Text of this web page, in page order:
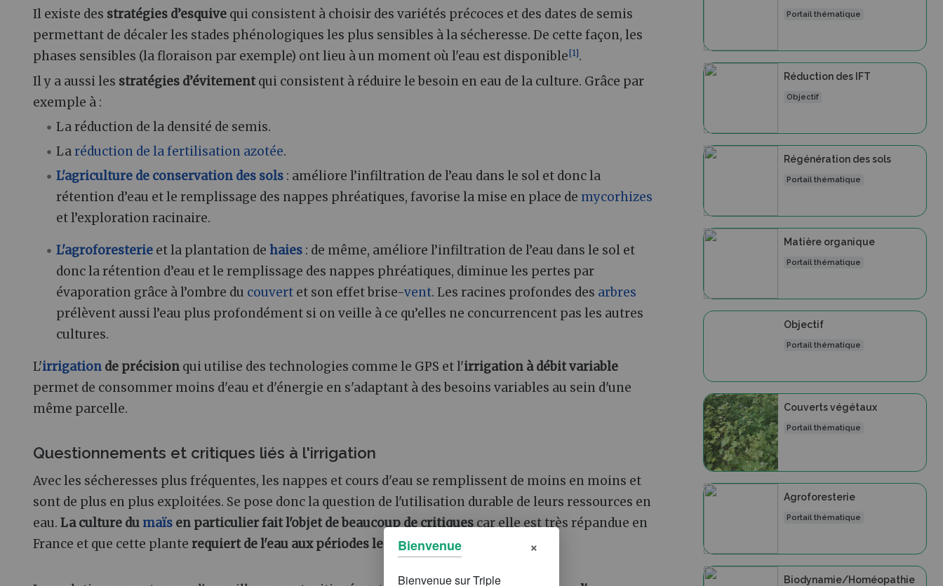
Il existe des stratégies d’esquive qui consistent à choisir des variétés précoces et des dates de semis
permettant de décaler les stades phénologiques les plus sensibles à la sécheresse. De cette façon, les
phases sensibles (la floraison par exemple) ont lieu à un moment où l'eau est disponible[1].
Il y a aussi les stratégies d’évitementqui consistent à réduire le besoin en eau de la culture. Grâce par
exemple à :
La réduction de la densité de semis.
Laréduction de la fertilisation azotée.
L'agriculture de conservation des sols : améliore l’infiltration de l’eau dans le sol et donc la
rétention d’eau et le remplissage des nappes phréatiques, favorise la mise en place de mycorhizes
et l’exploration racinaire.
L'agroforesterie et la plantation dehaies : de même, améliore l’infiltration de l’eau dans le sol et
donc la rétention d’eau et le remplissage des nappes phréatiques, diminue les pertes par
évaporation grâce à l’ombre du couvert et son effet brise-vent. Les racines profondes des arbres
prélèvent aussi l’eau plus profondément si on veille à ce qu’elles ne concurrencent pas les autres
cultures.
L'irrigation de précision qui utilise des technologies comme le GPS et l'irrigation à débit variable
permet de consommer moins d'eau et d'énergie en s'adaptant à des besoins variables au sein d'une
même parcelle.
Questionnements et critiques liés à l'irrigation
Avec les sécheresses plus fréquentes, les nappes et cours d'eau se remplissent de moins en moins et
sont de plus en plus exploitées. Se pose donc la question de l'utilisation durable de leurs ressources en
eau. La culture du maïs en particulier fait l'objet de beaucoup de critiques car elle est très répandue en
France et que cette plante requiert de l'eau aux périodes les plus sèches
Portail thématique
Réduction des IFT
Objectif
Régénération des sols
Portail thématique
Matière organique
Portail thématique
Objectif
Portail thématique
Couverts végétaux
Portail thématique
Agroforesterie
Portail thématique
Biodynamie/Homéopathie
Bienvenue ×